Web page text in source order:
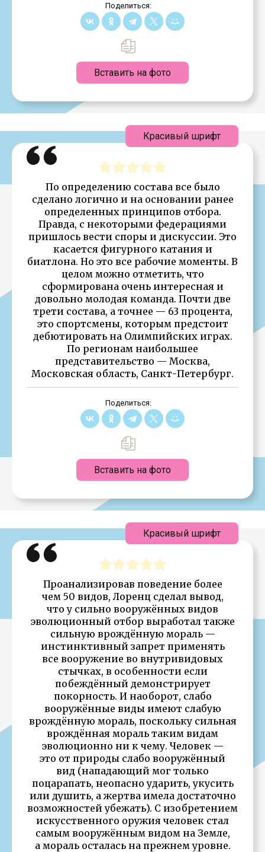
Поделиться:
Вставить на фото
По определению состава все было
сделано логично и на основании ранее
определенных принципов отбора.
Правда, с некоторыми федерациями
пришлось вести споры и дискуссии. Это
касается фигурного катания и
биатлона. Но это все рабочие моменты. В
целом можно отметить, что
сформирована очень интересная и
довольно молодая команда. Почти две
трети состава, а точнее — 63 процента,
это спортсмены, которым предстоит
дебютировать на Олимпийских играх.
По регионам наибольшее
представительство — Москва,
Московская область, Санкт-Петербург.
Поделиться:
Вставить на фото
Красивый шрифт
Проанализировав поведение более
чем 50 видов, Лоренц сделал вывод,
что у сильно вооружённых видов
эволюционный отбор выработал также
сильную врождённую мораль —
инстинктивный запрет применять
все вооружение во внутривидовых
стычках, в особенности если
побеждённый демонстрирует
покорность. И наоборот, слабо
вооружённые виды имеют слабую
врождённую мораль, поскольку сильная
врождённая мораль таким видам
эволюционно ни к чему. Человек —
это от природы слабо вооружённый
вид (нападающий мог только
поцарапать, неопасно ударить, укусить
или душить, а жертва имела достаточно
возможностей убежать). С изобретением
искусственного оружия человек стал
самым вооружённым видом на Земле,
а мораль осталась на прежнем уровне.
Красивый шрифт